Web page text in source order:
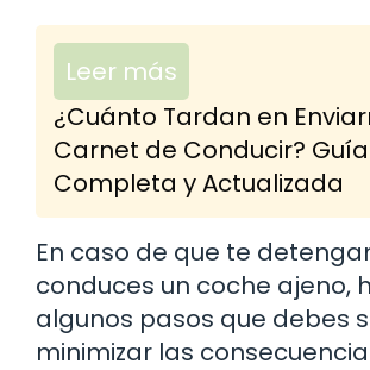
Leer más
¿Cuánto Tardan en
Carnet de Conducir? Guía
Completa y Actualizada
En caso de que te
conduces un coche ajeno,
algunos pasos que debes
minimizar las